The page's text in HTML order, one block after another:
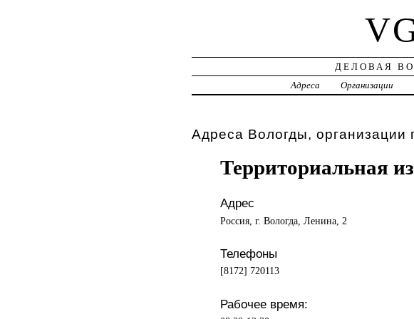
ДЕЛОВАЯ
Адреса
Организации
Адреса Вологды, организации
Территориальная
Адрес
Россия, г. Вологда, Ленина, 2
Телефоны
[8172] 720113
Рабочее время: